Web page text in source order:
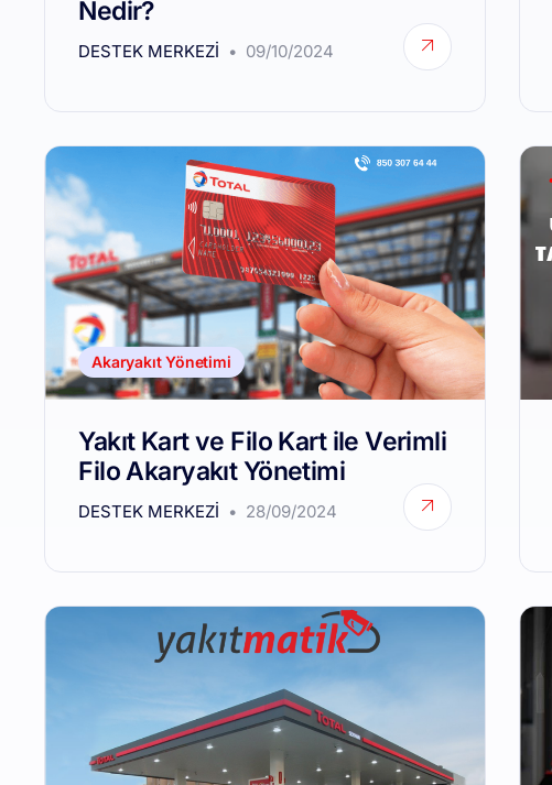
Nedir?
DESTEK MERKEZI 09/10/2024
Akaryakıt Yönetimi
Yakıt Kart ve Filo Kart ile Verimli
Filo Akaryakıt Yönetimi
DESTEK MERKEZI 28/09/2024